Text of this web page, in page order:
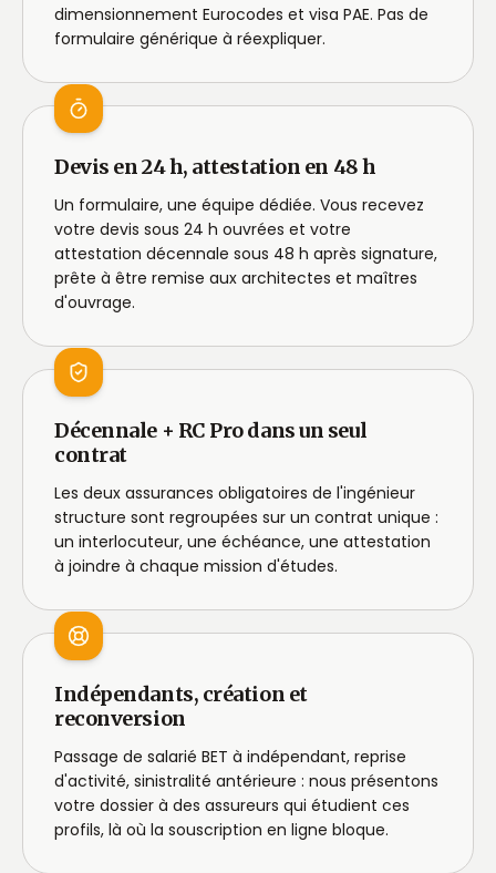
dimensionnement Eurocodes et visa PAE. Pas de
formulaire générique à réexpliquer.
Devis en 24 h, attestation en 48 h
Un formulaire, une équipe dédiée. Vous recevez
votre devis sous 24 h ouvrées et votre
attestation décennale sous 48 h après signature,
prête à être remise aux architectes et maîtres
d'ouvrage.
Décennale + RC Pro dans un seul
contrat
Les deux assurances obligatoires de l'ingénieur
structure sont regroupées sur un contrat unique :
un interlocuteur, une échéance, une attestation
à joindre à chaque mission d'études.
Indépendants, création et
reconversion
Passage de salarié BET à indépendant, reprise
d'activité, sinistralité antérieure : nous présentons
votre dossier à des assureurs qui étudient ces
profils, là où la souscription en ligne bloque.